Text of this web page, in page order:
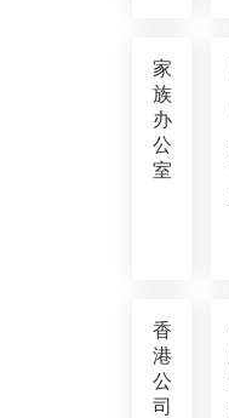
家
族
办
公
室
香
港
公
司